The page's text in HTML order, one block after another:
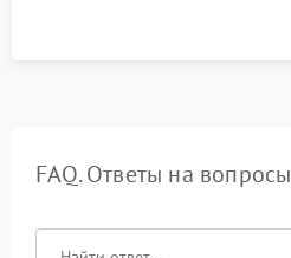
FAQ. Ответы на вопросы